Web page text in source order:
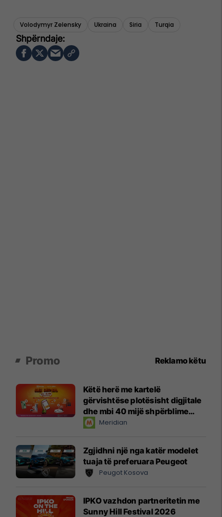
Volodymyr Zelensky Ukraina Siria Turqia
Promo Reklamo këtu
Këtë herë me kartelë
gërvishtëse plotësisht digjitale
dhe mbi 40 mijë shpërblime
instant!Meridian
Zgjidhni një nga katër modelet
tuaja të preferuara Peugeot
Peugot Kosova
IPKO vazhdon partneritetin me
Sunny Hill Festival 2026